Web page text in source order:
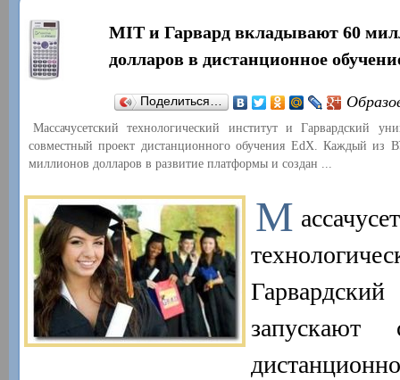
MIT и Гарвард вкладывают 60
долларов в дистанционное
Поделиться…
Массачусетский технологический институт и Гарвардский
совместный проект дистанционного обучения EdX. Каждый из
миллионов долларов в развитие платформы и создан ...
М
запускают